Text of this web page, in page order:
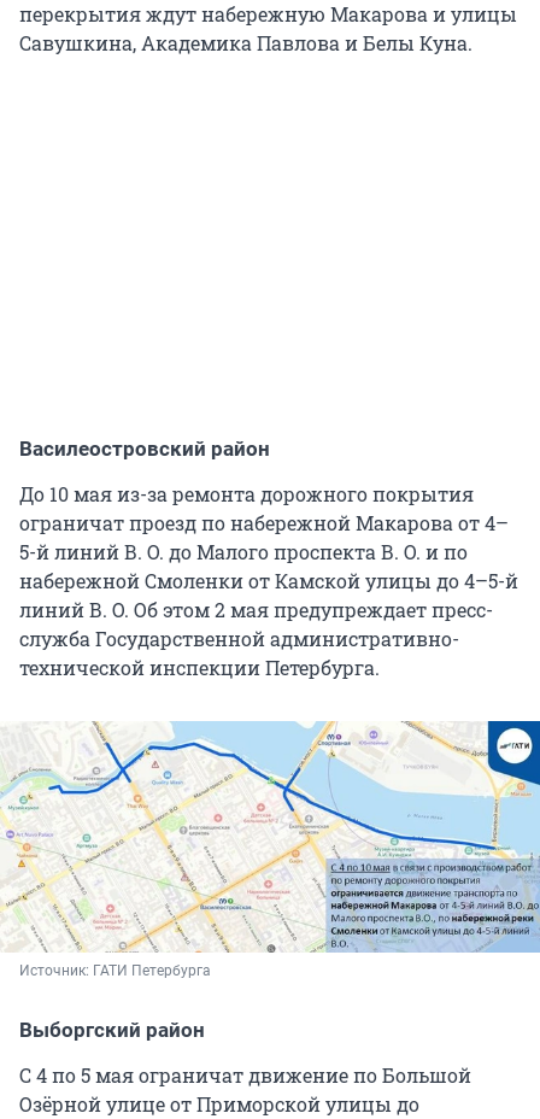
перекрытия ждут набережную Макарова и улицы
Савушкина, Академика Павлова и Белы Куна.
Василеостровский район
До 10 мая из-за ремонта дорожного покрытия
ограничат проезд по набережной Макарова от 4–
5-й линий В. О. до Малого проспекта В. О. и по
набережной Смоленки от Камской улицы до 4–5-й
линий В. О. Об этом 2 мая предупреждает пресс-
служба Государственной административно-
технической инспекции Петербурга.
Источник: ГАТИ Петербурга
Выборгский район
С 4 по 5 мая ограничат движение по Большой
Озёрной улице от Приморской улицы до